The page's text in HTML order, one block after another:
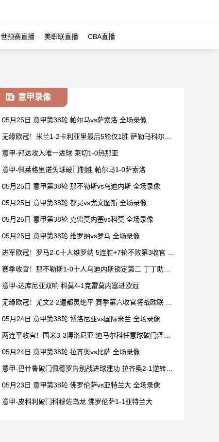
世预赛直播 美职联直播 CBA直播
意甲录像
05月25日 意甲第38轮 帕尔马vs萨索洛 全场录像
无缘欧冠！米兰1-2卡利亚里最后5轮仅1胜 萨勒马科尔斯
意甲-邦达攻入唯一进球 莱切1-0热那亚
意甲-佩莱格里诺头球破门制胜 帕尔马1-0萨索洛
05月25日 意甲第38轮 那不勒斯vs乌迪内斯 全场录像
05月25日 意甲第38轮 都灵vs尤文图斯 全场录像
05月25日 意甲第38轮 克雷莫内塞vs科莫 全场录像
05月25日 意甲第38轮 维罗纳vs罗马 全场录像
进军欧冠！罗马2-0十人维罗纳 5连胜+7轮不败第3收官 迪
赛季收官！那不勒斯1-0十人乌迪内斯锁定第二 丁丁助攻
意甲-达库尼亚双响 科莫4-1克雷莫内塞进欧冠
无缘欧冠！尤文2-2遭都灵绝平 赛季第六收官将战欧联 DV
05月24日 意甲第38轮 博洛尼亚vs国际米兰 全场录像
两连平收官！国米3-3博洛尼亚 迪马尔科任意球破门泽林
05月24日 意甲第38轮 拉齐奥vs比萨 全场录像
意甲-巴什鲁破门佩德罗告别战进球建功 拉齐奥2-1逆转比
05月23日 意甲第38轮 佛罗伦萨vs亚特兰大 全场录像
意甲-皮科利破门科穆佐乌龙 佛罗伦萨1-1亚特兰大